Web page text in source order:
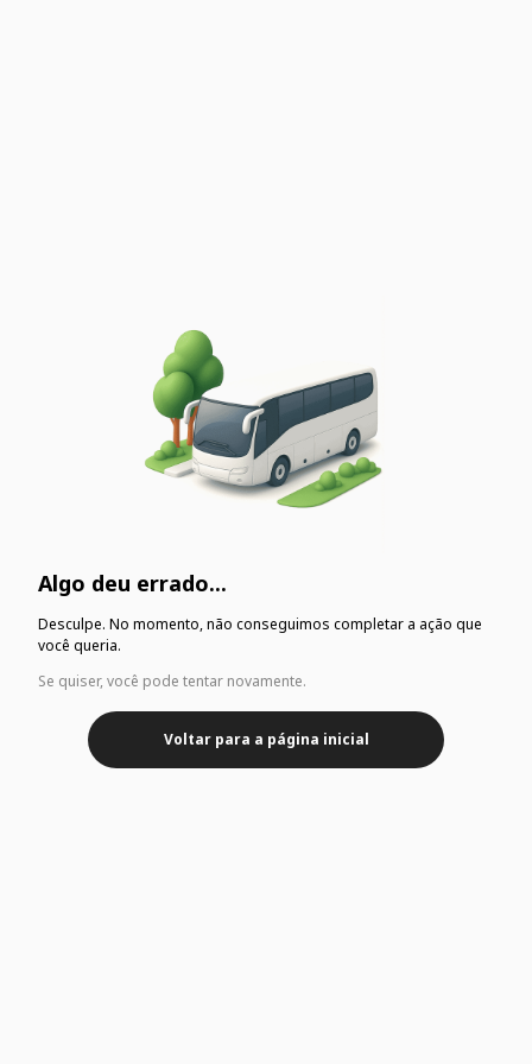
Algo deu errado...
Desculpe. No momento, não conseguimos completar a ação que
você queria.
Se quiser, você pode tentar novamente.
Voltar para a página inicial